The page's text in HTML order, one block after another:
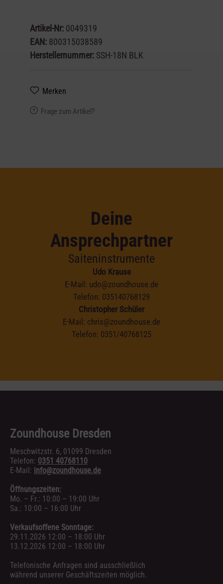
Artikel-Nr: 0049319
EAN: 800315038589
Herstellernummer: SSH-18N BLK
Merken
Frage zum Artikel?
Deine
Ansprechpartner
Saiteninstrumente
Udo Krause
E-Mail: udo@zoundhouse.de
Telefon: 035140768129
Christopher Schüler
E-Mail: chris@zoundhouse.de
Telefon: 0351/40768125
Zoundhouse Dresden
Meschwitzstr. 6, 01099 Dresden
Telefon: 0351 40768110
E-Mail: info@zoundhouse.de
Öffnungszeiten:
Mo. – Fr.: 10:00 – 19:00 Uhr
Sa.: 10:00 – 16:00 Uhr
Verkaufsoffene Sonntage:
29.11.2026 12:00 – 18:00 Uhr
13.12.2026 12:00 – 18:00 Uhr
Telefonische Anfragen sind ausschließlich
während unserer Geschäftszeiten möglich.